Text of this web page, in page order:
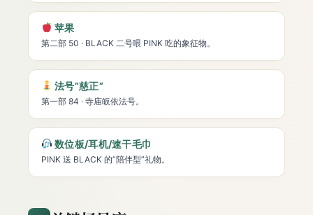
苹果
第二部 50 · BLACK 二号喂 PINK 吃的象征物。
法号”慈正”
第一部 84 · 寺庙皈依法号。
数位板/耳机/速干毛巾
PINK 送 BLACK 的”陪伴型”礼物。